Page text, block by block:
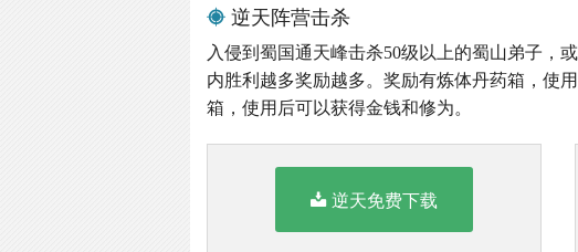
逆天阵营击杀
入侵到蜀国通天峰击杀50级以上的蜀山弟子，
内胜利越多奖励越多。奖励有炼体丹药箱，使
箱，使用后可以获得金钱和修为。
逆天免费下载